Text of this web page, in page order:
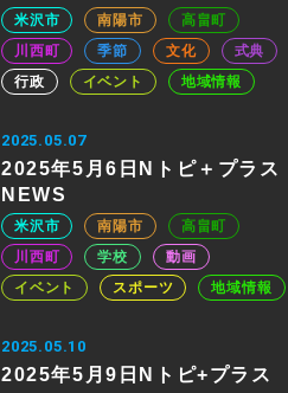
米沢市 南陽市
高畠町
川西町
季節 文化
式典
行政
イベント 地域情報
2025.05.07
2025年5月6日Nトピ＋プラス
NEWS
米沢市 南陽市
高畠町
川西町
学校
動画
イベント
スポーツ 地域情報
2025.05.10
2025年5月9日Nトピ+プラス